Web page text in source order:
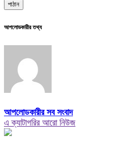
আপলোডকারীর তথ্য
আপলোডকারীর সব সংবাদ
এ ক্যাটাগরির আরো নিউজ